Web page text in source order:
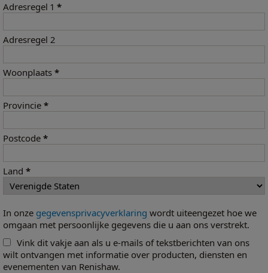
Adresregel 1 *
Adresregel 2
Woonplaats *
Provincie *
Postcode *
Land *
In onze gegevensprivacyverklaring wordt uiteengezet hoe we
omgaan met persoonlijke gegevens die u aan ons verstrekt.
Vink dit vakje aan als u e-mails of tekstberichten van ons
wilt ontvangen met informatie over producten, diensten en
evenementen van Renishaw.